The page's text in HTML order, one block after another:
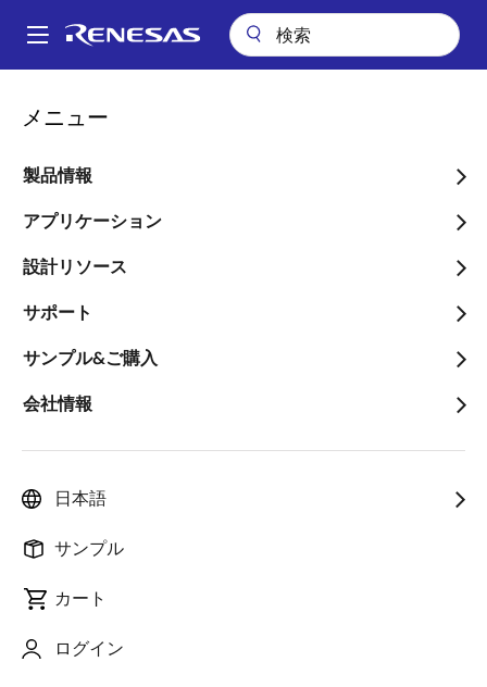
ン
Main
メニュー
製品情報
アプリケーション
設計リソース
サポート
サンプル&ご購入
会社情報
日本語
サンプル
カート
ログイン
パ
ン
く
ず
ュートリアル -設定編-
このビデオについて
タッチセンサの検出に必要なソフトウェアの設定手順
最新情報のお知らせについて